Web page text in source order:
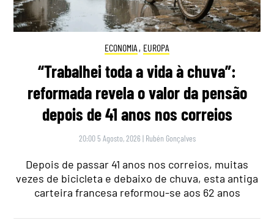
ECONOMIA , EUROPA
“Trabalhei toda a vida à chuva”:
reformada revela o valor da pensão
depois de 41 anos nos correios
20:00 5 Agosto, 2026 | Rubén Gonçalves
Depois de passar 41 anos nos correios, muitas
vezes de bicicleta e debaixo de chuva, esta antiga
carteira francesa reformou-se aos 62 anos